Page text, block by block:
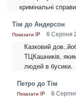
кримінальні
Тім до Андерсон
Показати IP 6 Серпня
Казковий
ТЦКашників,
людей в бусики.
Петро до Тім
Показати IP 6